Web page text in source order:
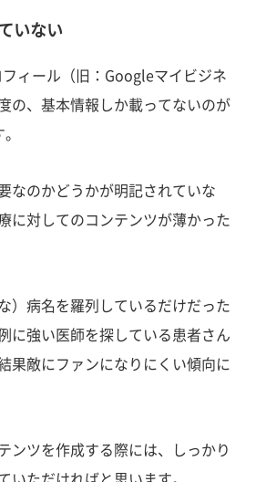
いない
ィール（旧：Googleマイビジネ
の、基本情報しか載ってないのが
なのかどうかが明記されていな
に対してのコンテンツが薄かった
）病名を羅列しているだけだった
に強い医師を探している患者さん
果敵にファンになりにくい傾向に
ンツを作成する際には、しっかり
いただければと思います。